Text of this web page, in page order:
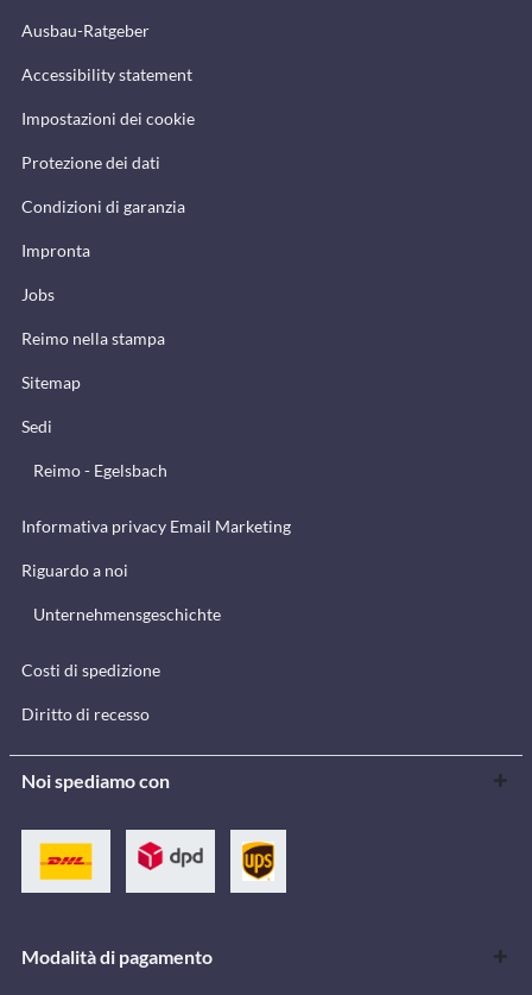
Ausbau-Ratgeber
Accessibility statement
Impostazioni dei cookie
Protezione dei dati
Condizioni di garanzia
Impronta
Jobs
Reimo nella stampa
Sitemap
Sedi
Reimo - Egelsbach
Informativa privacy Email Marketing
Riguardo a noi
Unternehmensgeschichte
Costi di spedizione
Diritto di recesso
Noi spediamo con
Modalità di pagamento